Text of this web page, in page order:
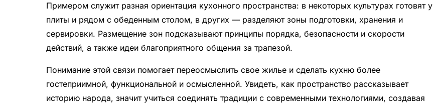
Примером служит разная ориентация кухонного пространства: в некоторых культурах готовят у
плиты и рядом с обеденным столом, в других — разделяют зоны подготовки, хранения и
сервировки. Размещение зон подсказывают принципы порядка, безопасности и скорости
действий, а также идеи благоприятного общения за трапезой.
Понимание этой связи помогает переосмыслить свое жилье и сделать кухню более
гостеприимной, функциональной и осмысленной. Увидеть, как пространство рассказывает
историю народа, значит учиться соединять традиции с современными технологиями, создавая